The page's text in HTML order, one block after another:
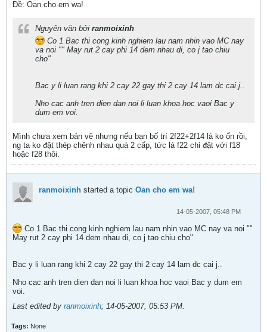
Ðề: Oan cho em wa!
Nguyên văn bởi ranmoixinh
Co 1 Bac thi cong kinh nghiem lau nam nhin vao MC nay
va noi "" May rut 2 cay phi 14 dem nhau di, co j tao chiu
cho"
Bac y li luan rang khi 2 cay 22 gay thi 2 cay 14 lam dc cai j..
Nho cac anh tren dien dan noi li luan khoa hoc vaoi Bac y
dum em voi.
Mình chưa xem bản vẽ nhưng nếu bạn bố trí 2f22+2f14 là ko ổn rồi,
ng ta ko đặt thép chênh nhau quá 2 cấp, tức là f22 chỉ đặt với f18
hoặc f28 thôi.
ranmoixinh started a topic Oan cho em wa!
14-05-2007, 05:48 PM
Co 1 Bac thi cong kinh nghiem lau nam nhin vao MC nay va noi ""
May rut 2 cay phi 14 dem nhau di, co j tao chiu cho"
Bac y li luan rang khi 2 cay 22 gay thi 2 cay 14 lam dc cai j..
Nho cac anh tren dien dan noi li luan khoa hoc vaoi Bac y dum em
voi.
Last edited by ranmoixinh; 14-05-2007, 05:53 PM.
Tags: None